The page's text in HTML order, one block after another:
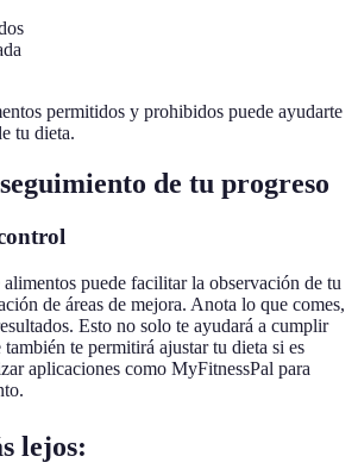
permitidos y prohibidos puede ayudarte
tu dieta.
de tu progreso
puede facilitar la observación de tu
de áreas de mejora. Anota lo que comes,
Esto no solo te ayudará a cumplir
te permitirá ajustar tu dieta si es
aplicaciones como MyFitnessPal para
lejos: